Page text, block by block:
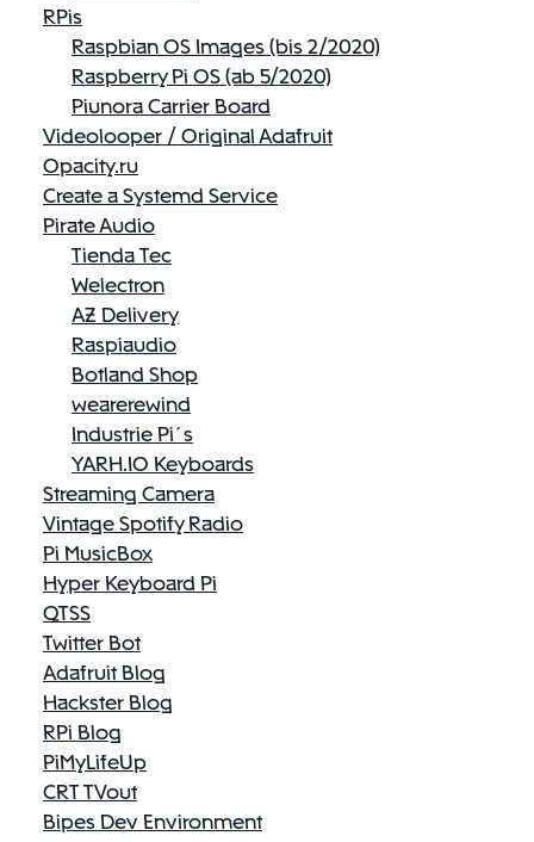
“
RPis
Raspbian OS Images (bis 2/2020)
Raspberry Pi OS (ab 5/2020)
Piunora Carrier Board
Videolooper / Original Adafruit
Opacity.ru
Create a Systemd Service
Pirate Audio
Tienda Tec
Welectron
AZ Delivery
Raspiaudio
Botland Shop
wearerewind
Industrie Pi´s
YARH.IO Keyboards
Streaming Camera
Vintage Spotify Radio
Pi MusicBox
Hyper Keyboard Pi
QTSS
Twitter Bot
Adafruit Blog
Hackster Blog
RPi Blog
PiMyLifeUp
CRT TVout
Bipes Dev Environment